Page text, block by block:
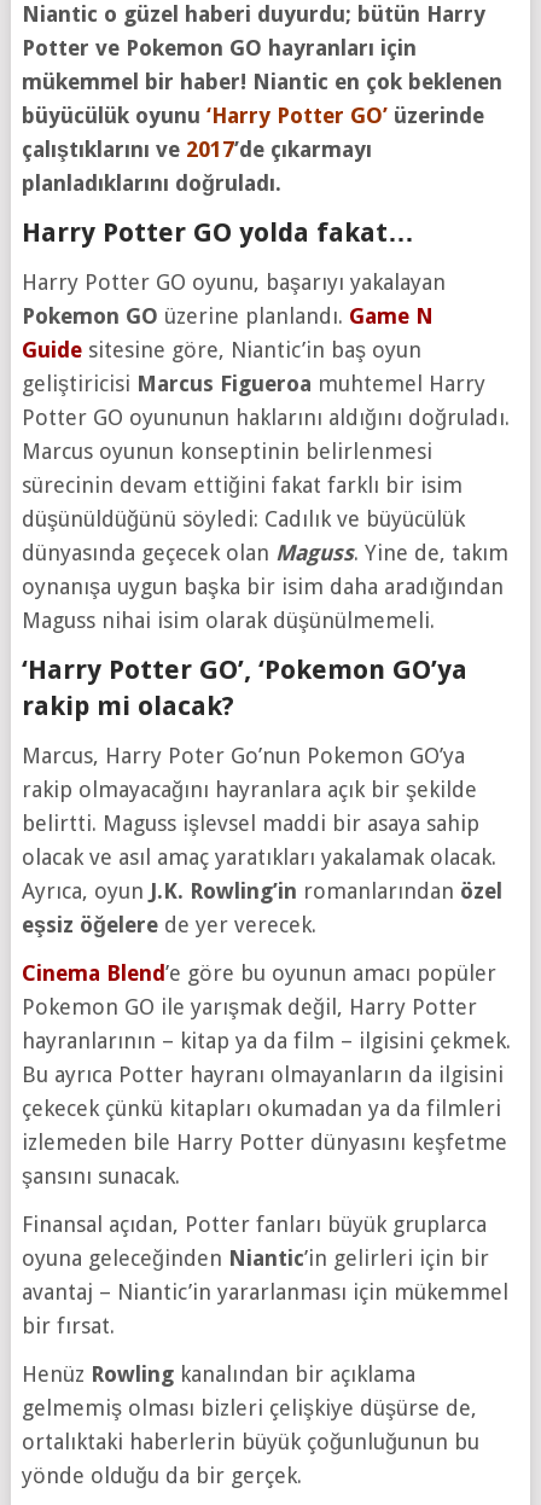
Niantic o güzel haberi duyurdu; bütün Harry
Potter ve Pokemon GO hayranları için
mükemmel bir haber! Niantic en çok beklenen
büyücülük oyunu ‘Harry Potter GO’üzerinde
çalıştıklarını ve 2017’de çıkarmayı
planladıklarını doğruladı.
Harry Potter GO yolda fakat…
Harry Potter GO oyunu, başarıyı yakalayan
Pokemon GO üzerine planlandı. Game N
Guide sitesine göre, Niantic’in baş oyun
geliştiricisi Marcus Figueroa muhtemel Harry
Potter GO oyununun haklarını aldığını doğruladı.
Marcus oyunun konseptinin belirlenmesi
sürecinin devam ettiğini fakat farklı bir isim
düşünüldüğünü söyledi: Cadılık ve büyücülük
dünyasında geçecek olan Maguss. Yine de, takım
oynanışa uygun başka bir isim daha aradığından
Maguss nihai isim olarak düşünülmemeli.
‘Harry Potter GO’, ‘Pokemon GO’ya
rakip mi olacak?
Marcus, Harry Poter Go’nun Pokemon GO’ya
rakip olmayacağını hayranlara açık bir şekilde
belirtti. Maguss işlevsel maddi bir asaya sahip
olacak ve asıl amaç yaratıkları yakalamak olacak.
Ayrıca, oyun J.K. Rowling’in romanlarından özel
eşsiz öğelerede yer verecek.
Cinema Blend’e göre bu oyunun amacı popüler
Pokemon GO ile yarışmak değil, Harry Potter
hayranlarının – kitap ya da film – ilgisini çekmek.
Bu ayrıca Potter hayranı olmayanların da ilgisini
çekecek çünkü kitapları okumadan ya da filmleri
izlemeden bile Harry Potter dünyasını keşfetme
şansını sunacak.
Finansal açıdan, Potter fanları büyük gruplarca
oyuna geleceğinden Niantic’in gelirleri için bir
avantaj – Niantic’in yararlanması için mükemmel
bir fırsat.
Henüz Rowlingkanalından bir açıklama
gelmemiş olması bizleri çelişkiye düşürse de,
ortalıktaki haberlerin büyük çoğunluğunun bu
yönde olduğu da bir gerçek.